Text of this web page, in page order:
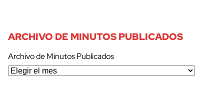
ARCHIVO DE MINUTOS PUBLICADOS
Archivo de Minutos Publicados